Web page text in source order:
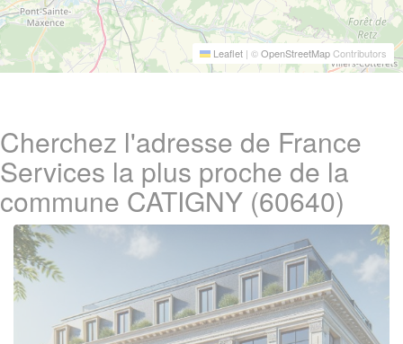
Leaflet | ©OpenStreetMapContributors
Cherchez l'adresse de France
Services la plus proche de la
commune CATIGNY (60640)